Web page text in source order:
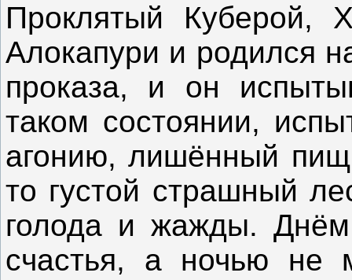
Проклятый Куберой,
Алокапури и родился
проказа, и он
таком состоянии,
агонию, лишённый
то густой страшный
голода и жажды.
счастья, а ночью не